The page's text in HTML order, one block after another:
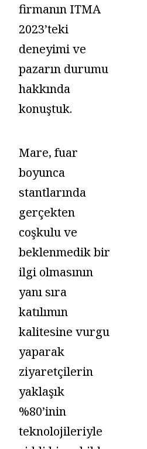
firmanın ITMA
2023’teki
deneyimi ve
pazarın durumu
hakkında
konuştuk.
Mare, fuar
boyunca
stantlarında
gerçekten
coşkulu ve
beklenmedik bir
ilgi olmasının
yanı sıra
katılımın
kalitesine vurgu
yaparak
ziyaretçilerin
yaklaşık
%80’inin
teknolojileriyle